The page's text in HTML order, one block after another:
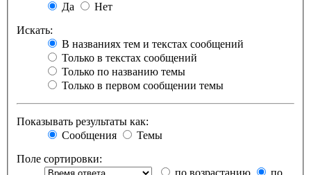
Да
Нет
Искать:
В названиях тем и текстах сообщений
Только в текстах сообщений
Только по названию темы
Только в первом сообщении темы
Показывать результаты как:
Сообщения
Темы
Поле сортировки:
по возрастанию
по